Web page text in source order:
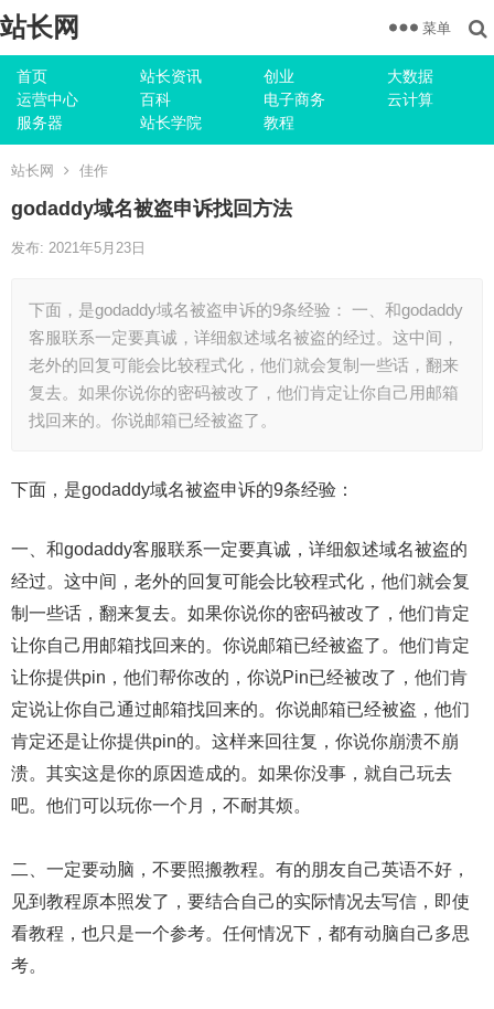
站长网
首页 站长资讯 创业
大数据
运营中心
百科 电子商务
云计算
服务器
站长学院 教程
菜单
站长网 佳作
godaddy域名被盗申诉找回方法
发布: 2021年5月23日
下面，是godaddy域名被盗申诉的9条经验： 一、和godaddy
客服联系一定要真诚，详细叙述域名被盗的经过。这中间，
老外的回复可能会比较程式化，他们就会复制一些话，翻来
复去。如果你说你的密码被改了，他们肯定让你自己用邮箱
找回来的。你说邮箱已经被盗了。
下面，是godaddy域名被盗申诉的9条经验：
一、和godaddy客服联系一定要真诚，详细叙述域名被盗的
经过。这中间，老外的回复可能会比较程式化，他们就会复
制一些话，翻来复去。如果你说你的密码被改了，他们肯定
让你自己用邮箱找回来的。你说邮箱已经被盗了。他们肯定
让你提供pin，他们帮你改的，你说Pin已经被改了，他们肯
定说让你自己通过邮箱找回来的。你说邮箱已经被盗，他们
肯定还是让你提供pin的。这样来回往复，你说你崩溃不崩
溃。其实这是你的原因造成的。如果你没事，就自己玩去
吧。他们可以玩你一个月，不耐其烦。
二、一定要动脑，不要照搬教程。有的朋友自己英语不好，
见到教程原本照发了，要结合自己的实际情况去写信，即使
看教程，也只是一个参考。任何情况下，都有动脑自己多思
考。